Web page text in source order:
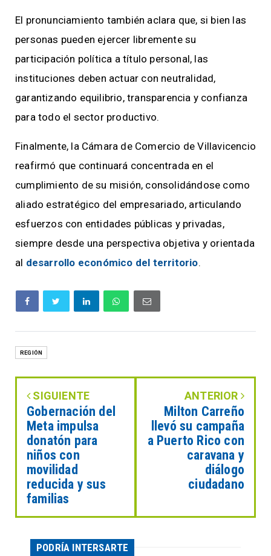
El pronunciamiento también aclara que, si bien las
personas pueden ejercer libremente su
participación política a título personal, las
instituciones deben actuar con neutralidad,
garantizando equilibrio, transparencia y confianza
para todo el sector productivo.
Finalmente, la Cámara de Comercio de Villavicencio
reafirmó que continuará concentrada en el
cumplimiento de su misión, consolidándose como
aliado estratégico del empresariado, articulando
esfuerzos con entidades públicas y privadas,
siempre desde una perspectiva objetiva y orientada
al desarrollo económico del territorio.
REGIÓN
SIGUIENTE
Gobernación del
Meta impulsa
donatón para
niños con
movilidad
reducida y sus
familias
ANTERIOR
Milton Carreño
llevó su campaña
a Puerto Rico con
caravana y
diálogo
ciudadano
PODRÍA INTERSARTE